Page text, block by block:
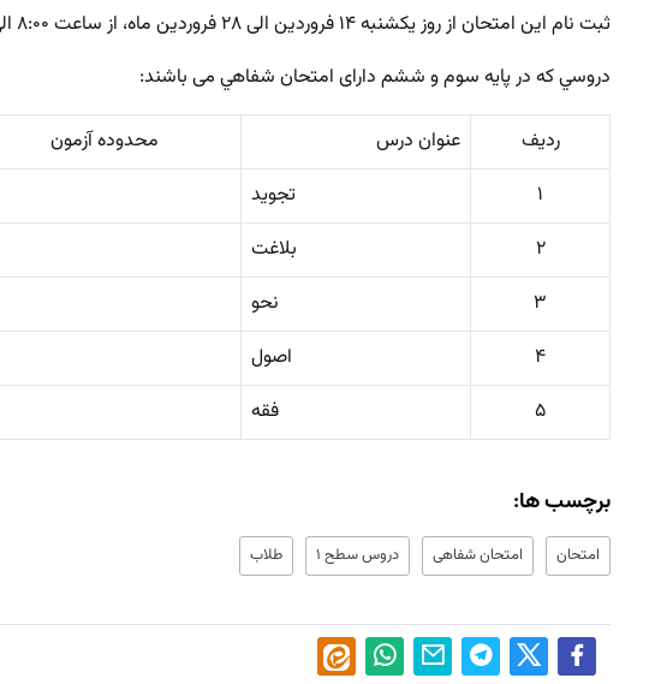
ثبت نام اين امتحان از روز یکشنبه ۱۴ فروردین الی ۲۸ فروردین ماه، از ساعت ۸:۰۰ الی ۱۳:۰۰ انجام خواهد شد.
دروسي كه در پايه سوم و ششم دارای امتحان شفاهي می باشند:
ردیف عنوان درس
محدوده آزمون
۱
تجوید
۲
بلاغت
۳
نحو
۴
اصول
۵
فقه
برچسب ها:
امتحان امتحان شفاهی دروس سطح ۱ طلاب